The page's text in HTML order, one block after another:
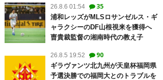
26.8.6 01:54 35
浦和レッズがMLSロサンゼルス・ギ
ャラクシーのDF山根視来を獲得へ
曺貴裁監督の湘南時代の教え子
26.8.5 19:52 90
ギラヴァンツ北九州が天皇杯福岡県
予選決勝での福岡大とのトラブルを